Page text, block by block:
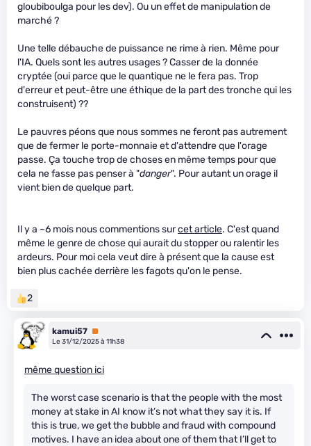
gloubiboulga pour les dev). Ou un effet de manipulation de
marché ?
Une telle débauche de puissance ne rime à rien. Même pour
l'IA. Quels sont les autres usages ? Casser de la donnée
cryptée (oui parce que le quantique ne le fera pas. Trop
d'erreur et peut-être une éthique de la part des tronche qui les
construisent) ??
Le pauvres péons que nous sommes ne feront pas autrement
que de fermer le porte-monnaie et d'attendre que l'orage
passe. Ça touche trop de choses en même temps pour que
cela ne fasse pas penser à "danger". Pour autant un orage il
vient bien de quelque part.
Il y a ~6 mois nous commentions surcet article. C'est quand
même le genre de chose qui aurait du stopper ou ralentir les
ardeurs. Pour moi cela veut dire à présent que la cause est
bien plus cachée derrière les fagots qu'on le pense.
2
kamui57 Premium
Le 31/12/2025 à 11h38
même question ici
The worst case scenario is that the people with the most
money at stake in AI know it’s not what they say it is. If
this is true, we get the bubble and fraud with compound
motives. I have an idea about one of them that I’ll get to